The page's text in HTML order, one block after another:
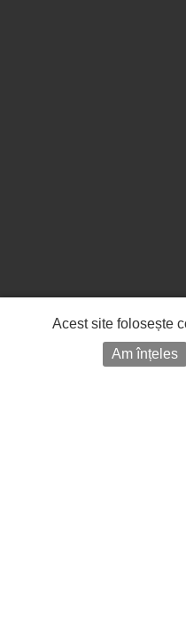
Acest site folosește
Am înțeles